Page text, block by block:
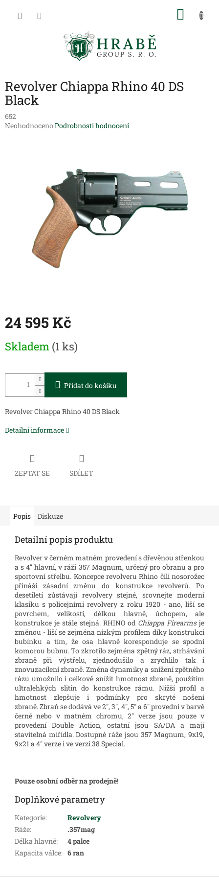
Revolver Chiappa Rhino 40 DS
Black
652
Průměrné
Neohodnoceno Podrobnosti hodnocení
24 595 Kč
cena:
Skladem (1 ks)
Přidat do košíku
Revolver Chiappa Rhino 40 DS Black
Detailní informace
ZEPTAT SE SDÍLET
Popis Diskuze
Detailní popis produktu
Revolver v černém matném provedení s dřevěnou střenkou
a s 4” hlavní, v ráži 357 Magnum, určený pro obranu a pro
sportovní střelbu. Koncepce revolveru Rhino čili nosorožec
přináší zásadní změnu do konstrukce revolverů. Po
desetiletí zůstávají revolvery stejné, srovnejte moderní
klasiku s policejními revolvery z roku 1920 - ano, liší se
povrchem, velikostí, délkou hlavně, úchopem, ale
konstrukce je stále stejná. RHINO od Chiappa Firearmsje
změnou - liší se zejména nízkým profilem díky konstrukci
bubínku a tím, že osa hlavně koresponduje se spodní
komorou bubnu. To zkrotilo zejména zpětný ráz, strhávání
zbraně při výstřelu, zjednodušilo a zrychlilo tak i
znovuzacílení zbraně. Změna dynamiky a snížení zpětného
rázu umožnilo i celkově snížit hmotnost zbraně, použitím
ultralehkých slitin do konstrukce rámu. Nižší profil a
hmotnost zlepšuje i podmínky pro skryté nošení
zbraně. Zbraň se dodává ve 2", 3", 4", 5" a 6" provední v barvě
černé nebo v matném chromu, 2" verze jsou pouze v
provedení Double Action, ostatní jsou SA/DA a mají
stavitelná miřidla. Dostupné ráže jsou 357 Magnum, 9x19,
9x21 a 4" verze i ve verzi 38 Special.
Pouze osobní odběr na prodejně!
Doplňkové parametry
Kategorie:
Revolvery
Ráže:
.357mag
Délka hlavně:
4 palce
Kapacita válce: 6 ran